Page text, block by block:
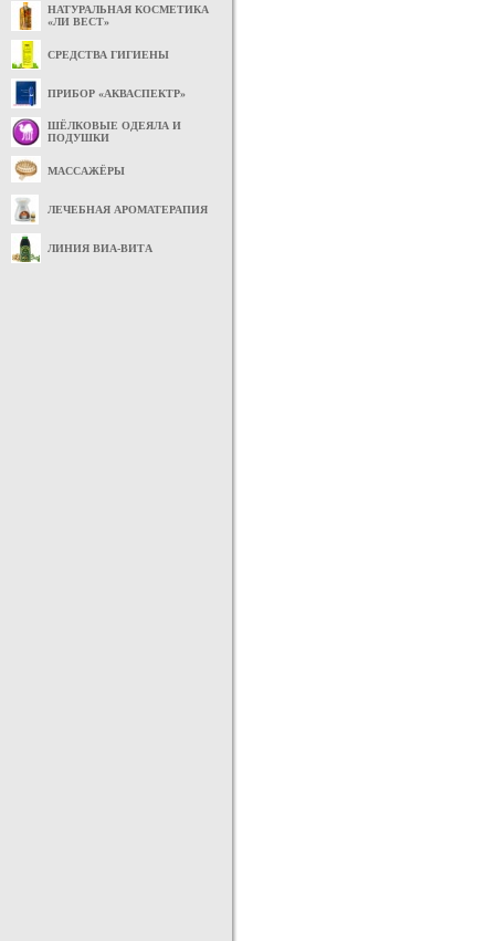
НАТУРАЛЬНАЯ КОСМЕТИКА
«ЛИ ВЕСТ»
СРЕДСТВА ГИГИЕНЫ
ПРИБОР «АКВАСПЕКТР»
ШЁЛКОВЫЕ ОДЕЯЛА И
ПОДУШКИ
МАССАЖЁРЫ
ЛЕЧЕБНАЯ АРОМАТЕРАПИЯ
ЛИНИЯ ВИА-ВИТА